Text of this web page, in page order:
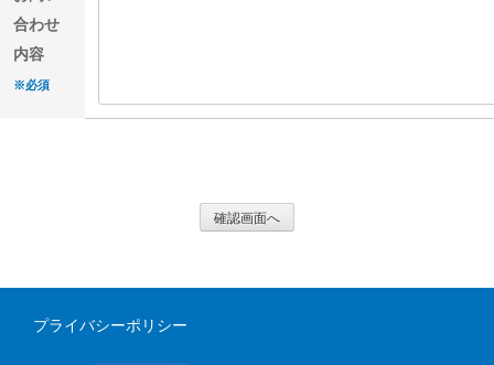
合わせ
内容
※必須
プライバシーポリシー